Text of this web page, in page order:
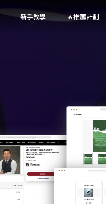
新手教學 🔥推薦計劃